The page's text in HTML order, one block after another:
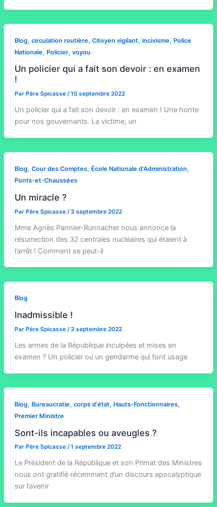
Blog, circulation routière, Citoyen vigilant, incivisme, Police
Nationale, Policier, voyou
Un policier qui a fait son devoir : en examen
!
Par Père Spicasse /10 septembre 2022
Un policier qui a fait son devoir : en examen ! Une honte
pour nos gouvernants. La victime, un
Blog, Cour des Comptes, École Nationale d'Administration,
Ponts-et-Chaussées
Un miracle ?
Par Père Spicasse /3 septembre 2022
Mme Agnès Pannier-Runnacher nous annonce la
résurrection des 32 centrales nucléaires qui étaient à
l’arrêt ! Comment se peut-il
Blog
Inadmissible !
Par Père Spicasse /3 septembre 2022
Les armes de la République inculpées et mises en
examen ? Un policier ou un gendarme qui font usage
Blog, Bureaucratie, corps d'état, Hauts-Fonctionnaires,
Premier Ministre
Sont-ils incapables ou aveugles ?
Par Père Spicasse /1 septembre 2022
Le Président de la République et son Primat des Ministres
nous ont gratifié récemment d’un discours apocalyptique
sur l’avenir